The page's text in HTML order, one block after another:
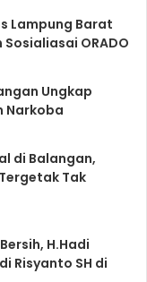
Lampung Barat
ORADO
Ungkap
Narkoba
di Balangan,
Tak
H.Hadi
Risyanto SH di